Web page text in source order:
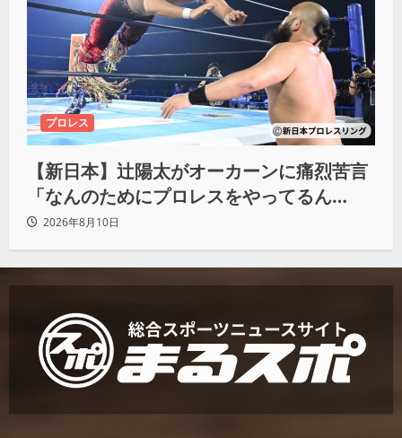
プロレス
【新日本】辻陽太がオーカーンに痛烈苦言
「なんのためにプロレスをやってるん
だ？」
2026年8月10日